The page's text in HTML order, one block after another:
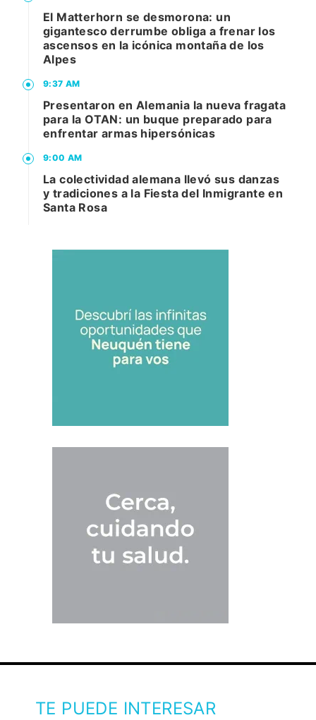
El Matterhorn se desmorona: un
gigantesco derrumbe obliga a frenar los
ascensos en la icónica montaña de los
Alpes
9:37 AM
Presentaron en Alemania la nueva fragata
para la OTAN: un buque preparado para
enfrentar armas hipersónicas
9:00 AM
La colectividad alemana llevó sus danzas
y tradiciones a la Fiesta del Inmigrante en
Santa Rosa
TE PUEDE INTERESAR